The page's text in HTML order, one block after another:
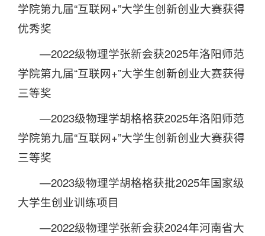
学院第九届“互联网+”大学生创新创业大赛获得
优秀奖
—2022级物理学张新会获2025年洛阳师范
学院第九届“互联网+”大学生创新创业大赛获得
三等奖
—2023级物理学胡格格获2025年洛阳师范
学院第九届“互联网+”大学生创新创业大赛获得
三等奖
—2023级物理学胡格格获批2025年国家级
大学生创业训练项目
—2022级物理学张新会获2024年河南省大